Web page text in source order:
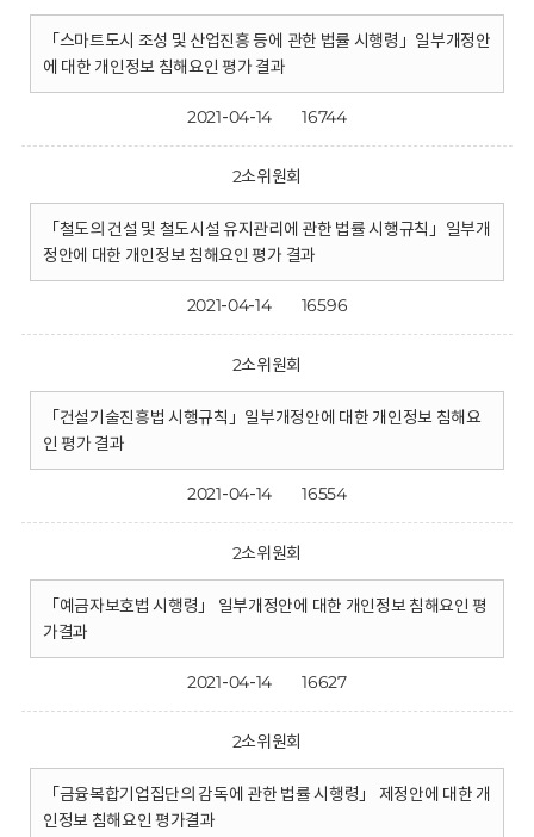
「스마트도시 조성 및 산업진흥 등에 관한 법률 시행령」일부개정안
에 대한 개인정보 침해요인 평가 결과
2021-04-14 16744
2소위원회
「철도의 건설 및 철도시설 유지관리에 관한 법률 시행규칙」일부개
정안에 대한 개인정보 침해요인 평가 결과
2021-04-14 16596
2소위원회
「건설기술진흥법 시행규칙」일부개정안에 대한 개인정보 침해요
인 평가 결과
2021-04-14 16554
2소위원회
「예금자보호법 시행령」 일부개정안에 대한 개인정보 침해요인 평
가결과
2021-04-14 16627
2소위원회
「금융복합기업집단의 감독에 관한 법률 시행령」 제정안에 대한 개
인정보 침해요인 평가결과